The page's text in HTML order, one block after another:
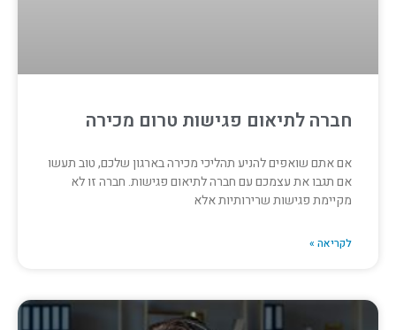
חברה לתיאום פגישות טרום מכירה
אם אתם שואפים להניע תהליכי מכירה בארגון שלכם, טוב תעשו
אם תגבו את עצמכם עם חברה לתיאום פגישות. חברה זו לא
מקיימת פגישות שרירותיות אלא
לקריאה »